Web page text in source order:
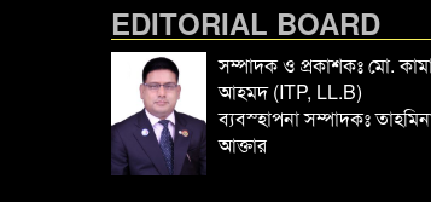
EDITORIAL BOARD
সম্পাদক ও প্রকাশকঃ মো.
আহমদ (ITP, LL.B)
ব্যবস্হাপনা সম্পাদকঃ
আক্তার